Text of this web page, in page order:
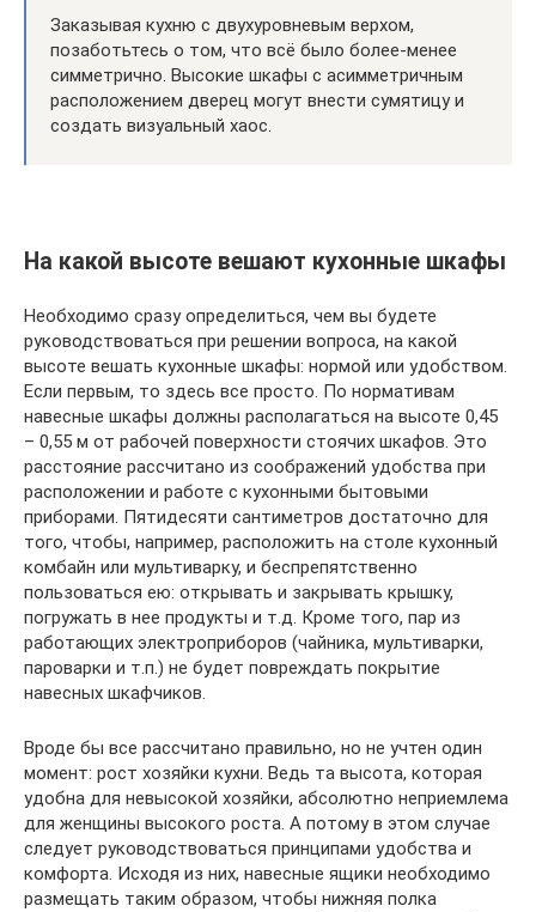
Заказывая кухню с двухуровневым верхом,
позаботьтесь о том, что всё было более-менее
симметрично. Высокие шкафы с асимметричным
расположением дверец могут внести сумятицу и
создать визуальный хаос.
На какой высоте вешают кухонные шкафы
Необходимо сразу определиться, чем вы будете
руководствоваться при решении вопроса, на какой
высоте вешать кухонные шкафы: нормой или удобством.
Если первым, то здесь все просто. По нормативам
навесные шкафы должны располагаться на высоте 0,45
– 0,55 м от рабочей поверхности стоячих шкафов. Это
расстояние рассчитано из соображений удобства при
расположении и работе с кухонными бытовыми
приборами. Пятидесяти сантиметров достаточно для
того, чтобы, например, расположить на столе кухонный
комбайн или мультиварку, и беспрепятственно
пользоваться ею: открывать и закрывать крышку,
погружать в нее продукты и т.д. Кроме того, пар из
работающих электроприборов (чайника, мультиварки,
пароварки и т.п.) не будет повреждать покрытие
навесных шкафчиков.
Вроде бы все рассчитано правильно, но не учтен один
момент: рост хозяйки кухни. Ведь та высота, которая
удобна для невысокой хозяйки, абсолютно неприемлема
для женщины высокого роста. А потому в этом случае
следует руководствоваться принципами удобства и
комфорта. Исходя из них, навесные ящики необходимо
размещать таким образом, чтобы нижняя полка